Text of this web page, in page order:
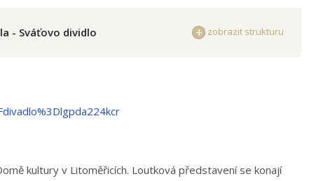
zobrazit strukturu
- Sváťovo dividlo
kultury v Litoměřicích. Loutková představení se konají